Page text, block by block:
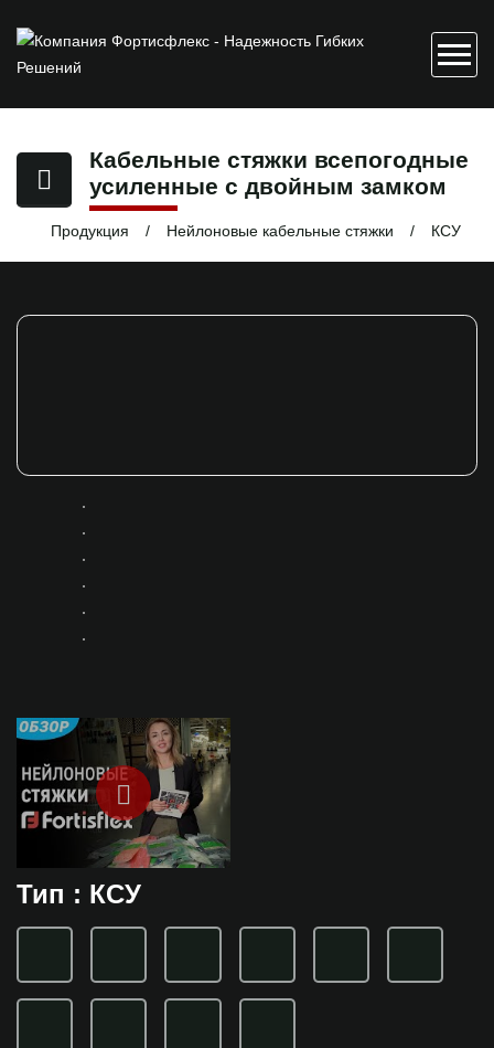
Кабельные стяжки всепогодные
усиленные с двойным замком
Продукция Нейлоновые кабельные стяжки КСУ
Тип : КСУ